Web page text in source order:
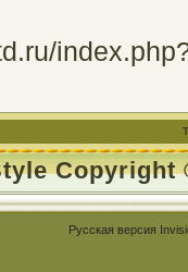
Copyright
Русская версия